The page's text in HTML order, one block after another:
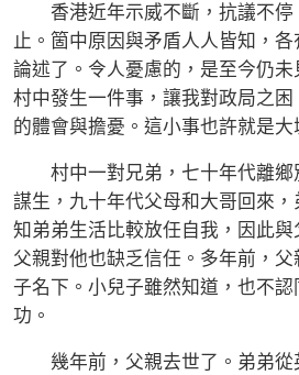
香港近年示威不斷，抗議不停
止。箇中原因與矛盾人人皆知，
論述了。令人憂慮的，是至今仍
村中發生一件事，讓我對政局之
的體會與擔憂。這小事也許就是大
村中一對兄弟，七十年代離鄉
謀生，九十年代父母和大哥回來
知弟弟生活比較放任自我，因此與
父親對他也缺乏信任。多年前，
子名下。小兒子雖然知道，也不
功。
幾年前，父親去世了。弟弟從